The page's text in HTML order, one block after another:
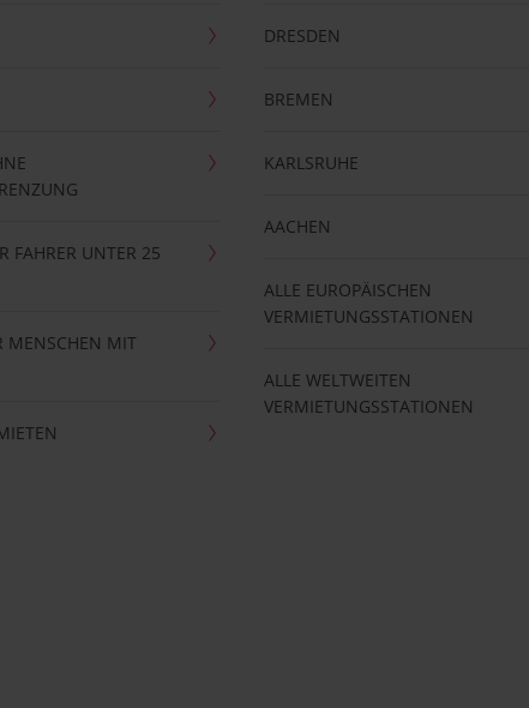
FAHRER UNTER 25
MENSCHEN MIT
DRESDEN
BREMEN
KARLSRUHE
AACHEN
ALLE EUROPÄISCHEN
VERMIETUNGSSTATIONEN
ALLE WELTWEITEN
VERMIETUNGSSTATIONEN